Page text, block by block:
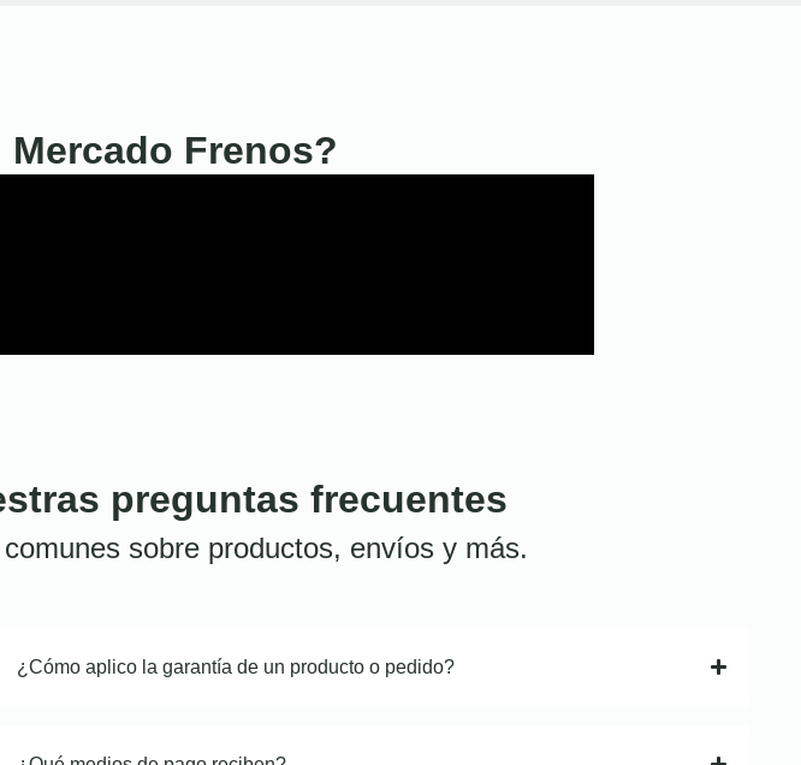
Frenos?
preguntas frecuentes
sobre productos, envíos y más.
¿Cómo aplico la garantía de un producto o pedido?